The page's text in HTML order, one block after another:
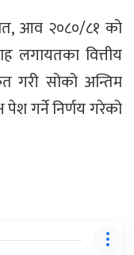
आव २०८०/८१ को
लगायतका वित्तीय
गरी सोको अन्तिम
पेश गर्ने निर्णय गरेको